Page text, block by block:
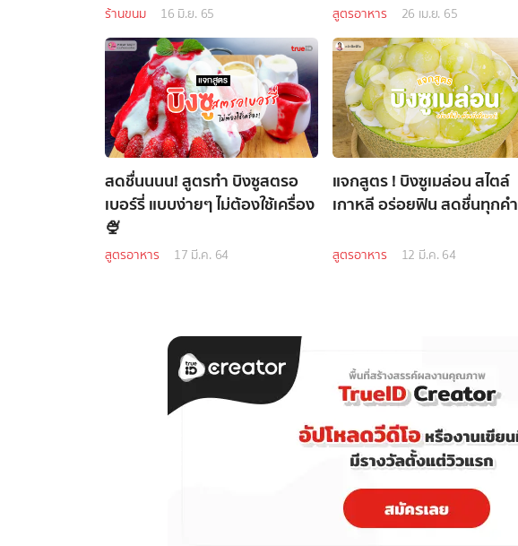
ร้านขนม 16 มิ.ย. 65 สูตรอาหาร 26 เม.ย. 65
สดชื่นนนน! สูตรทำ บิงซูสตรอ
เบอร์รี่ แบบง่ายๆ ไม่ต้องใช้เครื่อง
🍨
สูตรอาหาร 17 มี.ค. 64
แจกสูตร ! บิงซูเมล่อน สไตล์
เกาหลี อร่อยฟิน สดชื่นทุกคำ
สูตรอาหาร 12 มี.ค. 64